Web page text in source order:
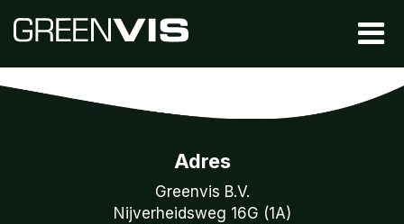
Adres
Greenvis B.V.
Nijverheidsweg 16G (1A)